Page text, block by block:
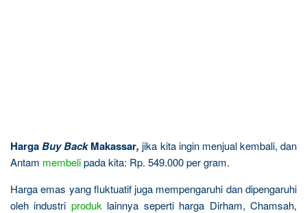
HargaBuy BackMakassar, jika kita ingin menjual kembali, dan
Antam membelipada kita: Rp. 549.000 per gram.
Harga emas yang fluktuatif juga mempengaruhi dan dipengaruhi
oleh industri produk lainnya seperti harga Dirham, Chamsah,